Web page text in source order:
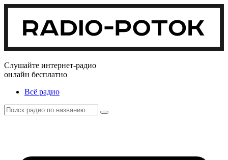
Слушайте интернет-радио
онлайн бесплатно
Всё радио